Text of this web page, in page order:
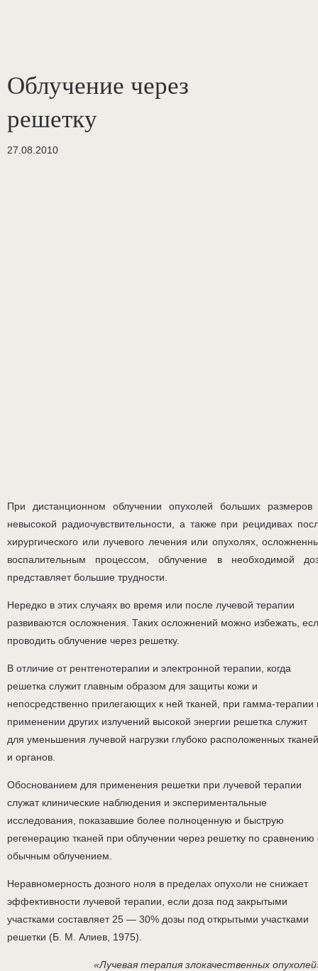
Облучение через
решетку
27.08.2010
При дистанционном облучении опухолей больших размеров
невысокой радиочувствительности, а также при рецидивах
хирургического или лучевого лечения или опухолях,
воспалительным процессом, облучение в необходимой
представляет большие трудности.
Нередко в этих случаях во время или после лучевой терапии
развиваются осложнения. Таких осложнений можно избежать,
проводить облучение через решетку.
В отличие от рентгенотерапии и электронной терапии, когда
решетка служит главным образом для защиты кожи и
непосредственно прилегающих к ней тканей, при гамма-терапии
применении других излучений высокой энергии решетка служит
для уменьшения лучевой нагрузки глубоко расположенных тканей
и органов.
Обоснованием для применения решетки при лучевой терапии
служат клинические наблюдения и экспериментальные
исследования, показавшие более полноценную и быструю
регенерацию тканей при облучении через решетку по сравнению
обычным облучением.
Неравномерность дозного ноля в пределах опухоли не снижает
эффективности лучевой терапии, если доза под закрытыми
участками составляет 25 — 30% дозы под открытыми участками
решетки (Б. М. Алиев, 1975).
«Лучевая терапия злокачественных